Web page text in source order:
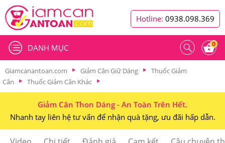
Hotline: 0938.098.369
0
DANH MỤC
Giamcanantoan.com Giảm Cân Giữ Dáng
Thuốc Giảm
Cân
Thuốc Giảm Cân Khác
Giảm Cân Thon Dáng - An Toàn Trên Hết.
Nhanh tay liên hệ tư vấn để nhận quà tặng, ưu đãi hấp dẫn.